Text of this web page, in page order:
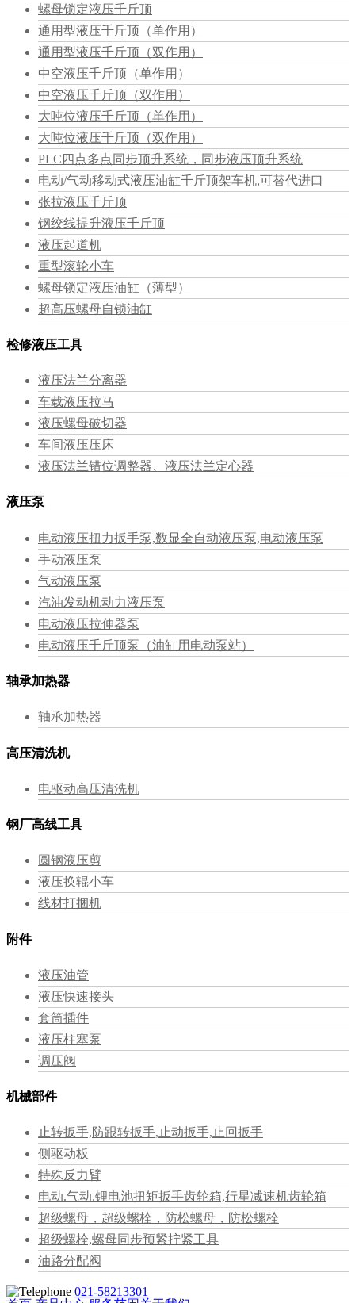
螺母锁定液压千斤顶
通用型液压千斤顶（单作用）
通用型液压千斤顶（双作用）
中空液压千斤顶（单作用）
中空液压千斤顶（双作用）
大吨位液压千斤顶（单作用）
大吨位液压千斤顶（双作用）
PLC四点多点同步顶升系统，同步液压顶升系统
电动/气动移动式液压油缸千斤顶架车机,可替代进口
张拉液压千斤顶
钢绞线提升液压千斤顶
液压起道机
重型滚轮小车
螺母锁定液压油缸（薄型）
超高压螺母自锁油缸
检修液压工具
液压法兰分离器
车载液压拉马
液压螺母破切器
车间液压压床
液压法兰错位调整器、液压法兰定心器
液压泵
电动液压扭力扳手泵,数显全自动液压泵,电动液压泵
手动液压泵
气动液压泵
汽油发动机动力液压泵
电动液压拉伸器泵
电动液压千斤顶泵（油缸用电动泵站）
轴承加热器
轴承加热器
高压清洗机
电驱动高压清洗机
钢厂高线工具
圆钢液压剪
液压换辊小车
线材打捆机
附件
液压油管
液压快速接头
套筒插件
液压柱塞泵
调压阀
机械部件
止转扳手,防跟转扳手,止动扳手,止回扳手
侧驱动板
特殊反力臂
电动.气动.锂电池扭矩扳手齿轮箱,行星减速机齿轮箱
超级螺母，超级螺栓，防松螺母，防松螺栓
超级螺栓,螺母同步预紧拧紧工具
油路分配阀
021-58213301